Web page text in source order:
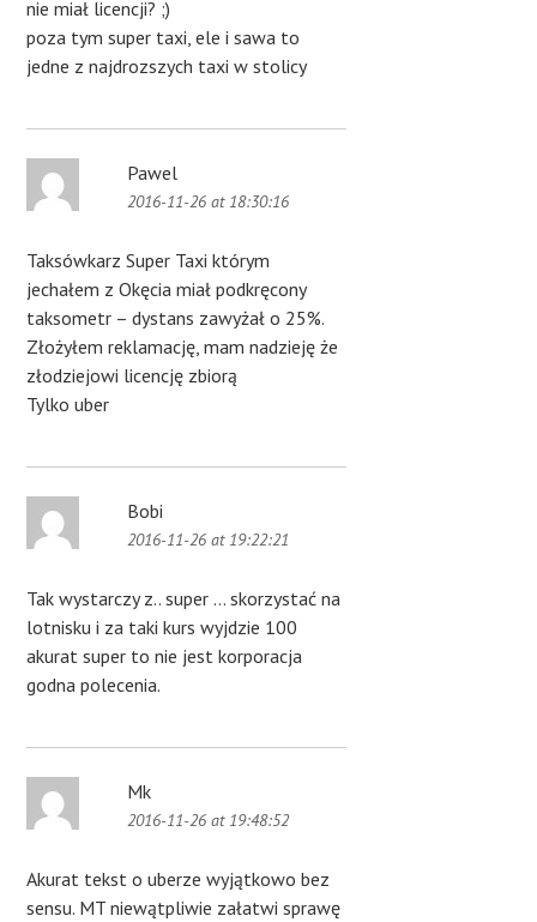
nie miał licencji? ;)
poza tym super taxi, ele i sawa to
jedne z najdrozszych taxi w stolicy
Pawel
2016-11-26 at 18:30:16
Taksówkarz Super Taxi którym
jechałem z Okęcia miał podkręcony
taksometr – dystans zawyżał o 25%.
Złożyłem reklamację, mam nadzieję że
złodziejowi licencję zbiorą
Tylko uber
Bobi
2016-11-26 at 19:22:21
Tak wystarczy z.. super … skorzystać na
lotnisku i za taki kurs wyjdzie 100
akurat super to nie jest korporacja
godna polecenia.
Mk
2016-11-26 at 19:48:52
Akurat tekst o uberze wyjątkowo bez
sensu. MT niewątpliwie załatwi sprawę